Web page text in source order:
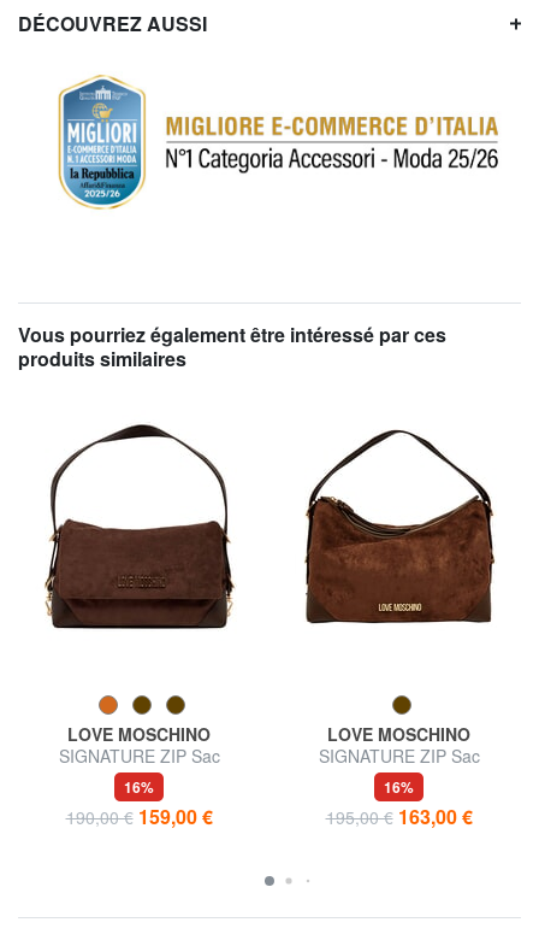
DÉCOUVREZ AUSSI
Vous pourriez également être intéressé par ces
produits similaires
LOVE MOSCHINO
SIGNATURE ZIP Sac
bandoulière ajustable
16%
190,00 € 159,00 €
LOVE MOSCHINO
SIGNATURE ZIP Sac
bandoulière ajustable
16%
195,00 € 163,00 €